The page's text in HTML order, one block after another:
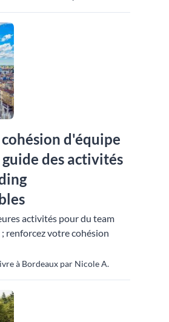
d'équipe
des activités
activités pour du team
renforcez votre cohésion
à Bordeaux par Nicole A.